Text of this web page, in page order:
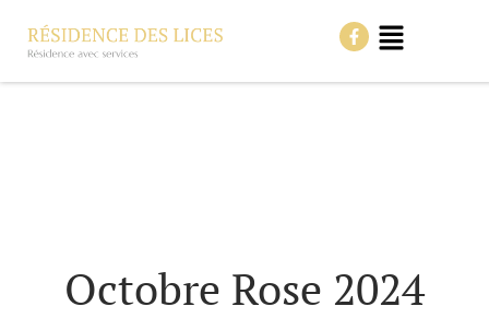
Octobre Rose 2024